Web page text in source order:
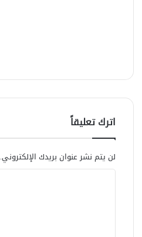
اترك تعليقاً
لن يتم نشر عنوان بريدك الإلكتروني.